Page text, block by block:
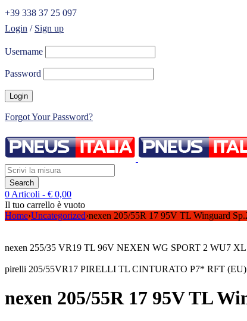
+39 338 37 25 097
Login / Sign up
Username
Password
Forgot Your Password?
0 Articoli - € 0,00
Il tuo carrello è vuoto
Home›Uncategorized›nexen 205/55R 17 95V TL Winguard
nexen 255/35 VR19 TL 96V NEXEN WG SPORT 2 WU7 XL
pirelli 205/55VR17 PIRELLI TL CINTURATO P7* RFT
nexen 205/55R 17 95V TL